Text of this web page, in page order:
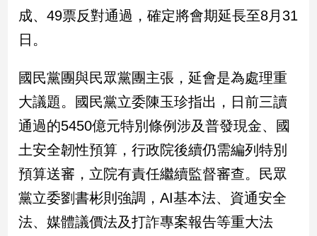
政
治
焦
品
點
民
調
國
會
點
成、49票反對通過，確定將會期延長至8月31
日。
國民黨團與民眾黨團主張，延會是為處理重
大議題。國民黨立委陳玉珍指出，日前三讀
通過的5450億元特別條例涉及普發現金、國
土安全韌性預算，行政院後續仍需編列特別
預算送審，立院有責任繼續監督審查。民眾
黨立委劉書彬則強調，AI基本法、資通安全
法、媒體議價法及打詐專案報告等重大法